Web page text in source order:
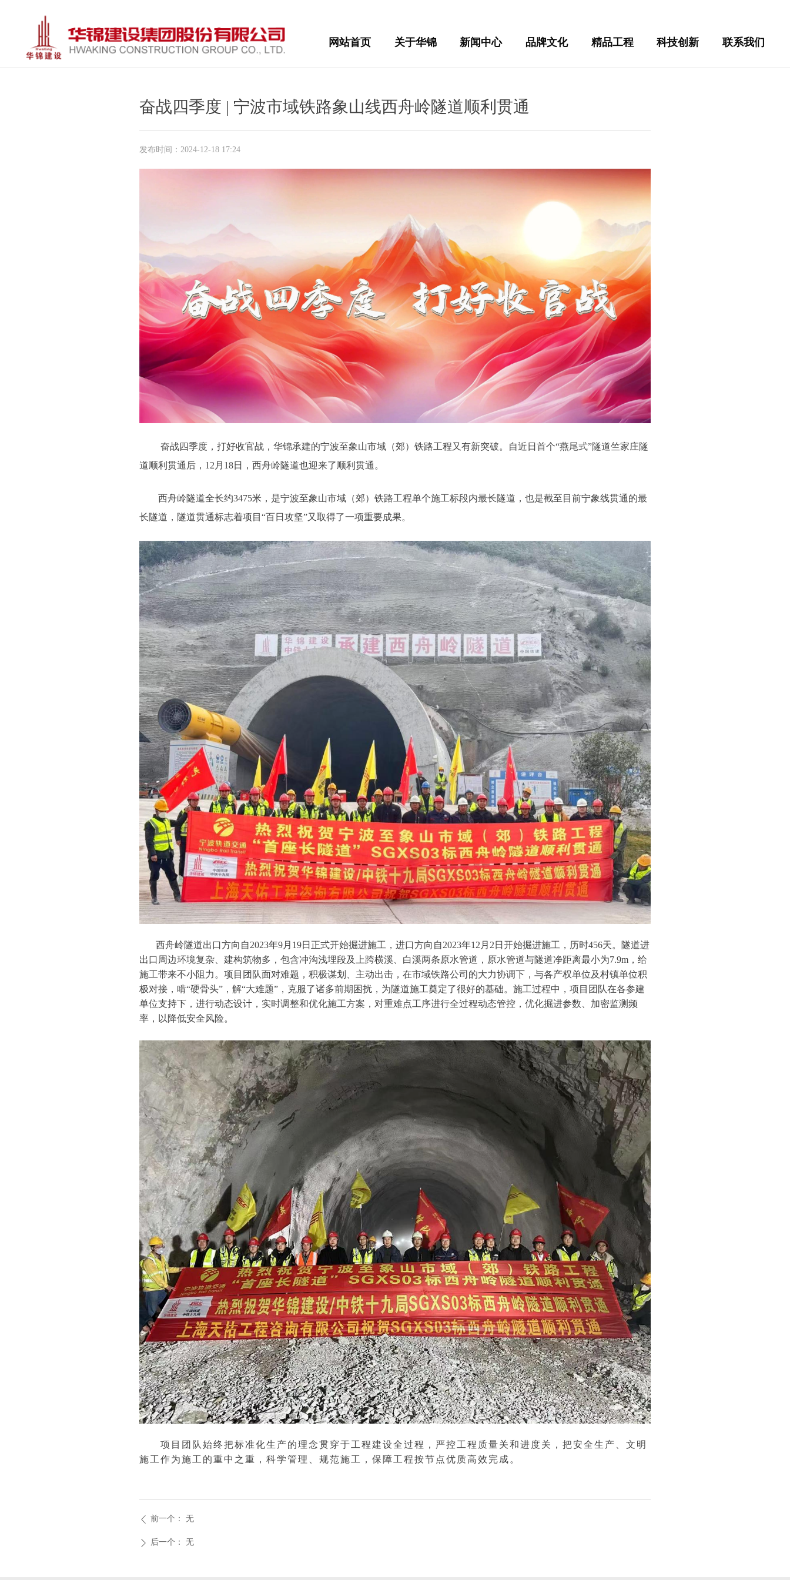
网站首页 关于华锦 新闻中心 品牌文化 精品工程 科技创新 联系我们
奋战四季度 | 宁波市域铁路象山线西舟岭隧道顺利贯通
发布时间： 2024-12-18 17:24
奋战四季度，打好收官战，华锦承建的宁波至象山市域（郊）铁路工程又有新突破。自近日首个“燕尾式”隧道竺家庄隧
道顺利贯通后，12月18日，西舟岭隧道也迎来了顺利贯通。
西舟岭隧道全长约3475米，是宁波至象山市域（郊）铁路工程单个施工标段内最长隧道，也是截至目前宁象线贯通的最
长隧道，隧道贯通标志着项目“百日攻坚”又取得了一项重要成果。
西舟岭隧道出口方向自2023年9月19日正式开始掘进施工，进口方向自2023年12月2日开始掘进施工，历时456天。隧道进
出口周边环境复杂、建构筑物多，包含冲沟浅埋段及上跨横溪、白溪两条原水管道，原水管道与隧道净距离最小为7.9m，给
施工带来不小阻力。项目团队面对难题，积极谋划、主动出击，在市域铁路公司的大力协调下，与各产权单位及村镇单位积
极对接，啃“硬骨头”，解“大难题”，克服了诸多前期困扰，为隧道施工奠定了很好的基础。施工过程中，项目团队在各参建
单位支持下，进行动态设计，实时调整和优化施工方案，对重难点工序进行全过程动态管控，优化掘进参数、加密监测频
率，以降低安全风险。
项目团队始终把标准化生产的理念贯穿于工程建设全过程，严控工程质量关和进度关，把安全生产、文明
施工作为施工的重中之重，科学管理、规范施工，保障工程按节点优质高效完成。
ꄴ 前一个： 无
ꄲ 后一个： 无